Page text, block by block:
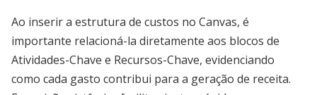
Ao inserir a estrutura de custos no Canvas, é
importante relacioná-la diretamente aos blocos de
Atividades-Chave e Recursos-Chave, evidenciando
como cada gasto contribui para a geração de receita.